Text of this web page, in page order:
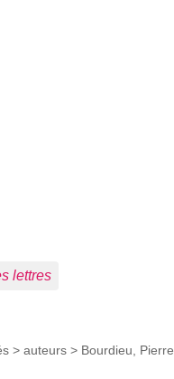
lettres
> auteurs > Bourdieu, Pierre